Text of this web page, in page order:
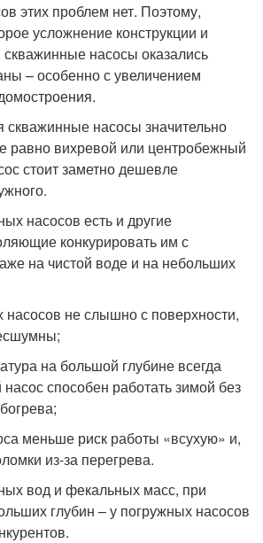
этих проблем нет. Поэтому,
усложнение конструкции и
насосы оказались
– особенно с увеличением
насосы значительно
равно вихревой или центробежный
стоит заметно дешевле
насосов есть и другие
конкурировать им с
на чистой воде и на небольших
насосов не слышно с поверхности,
на большой глубине всегда
способен работать зимой без
меньше риск работы «всухую» и,
из-за перегрева.
вод и фекальных масс, при
глубин – у погружных насосов